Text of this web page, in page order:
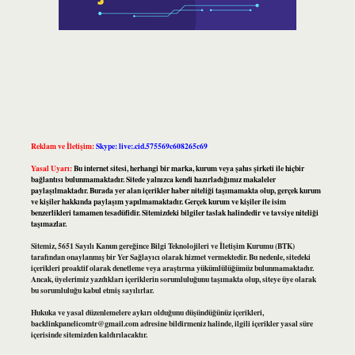
Reklam ve İletişim:Skype: live:.cid.575569c608265c69
Yasal Uyarı:Bu internet sitesi, herhangi bir marka, kurum veya şahıs şirketi ile hiçbir
bağlantısı bulunmamaktadır. Sitede yalnızca kendi hazırladığımız makaleler
paylaşılmaktadır. Burada yer alan içerikler haber niteliği taşımamakta olup, gerçek kurum
ve kişiler hakkında paylaşım yapılmamaktadır. Gerçek kurum ve kişiler ile isim
benzerlikleri tamamen tesadüfidir. Sitemizdeki bilgiler taslak halindedir ve tavsiye niteliği
taşımazlar.
Sitemiz, 5651 Sayılı Kanun gereğince Bilgi Teknolojileri ve İletişim Kurumu (BTK)
tarafından onaylanmış bir Yer Sağlayıcı olarak hizmet vermektedir. Bu nedenle, sitedeki
içerikleri proaktif olarak denetleme veya araştırma yükümlülüğümüz bulunmamaktadır.
Ancak, üyelerimiz yazdıkları içeriklerin sorumluluğunu taşımakta olup, siteye üye olarak
bu sorumluluğu kabul etmiş sayılırlar.
Hukuka ve yasal düzenlemelere aykırı olduğunu düşündüğünüz içerikleri,
backlinkpanelicomtr@gmail.comadresine bildirmeniz halinde, ilgili içerikler yasal süre
içerisinde sitemizden kaldırılacaktır.